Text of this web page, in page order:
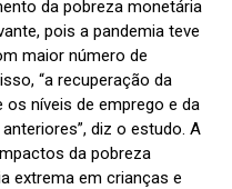
da pobreza monetária
pois a pandemia teve
maior número de
“a recuperação da
níveis de emprego e da
diz o estudo. A
da pobreza
extrema em crianças e